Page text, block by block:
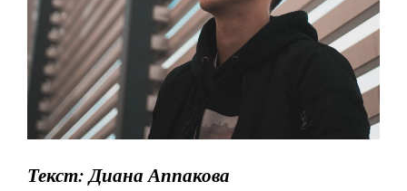
Текст: Диана Аппакова